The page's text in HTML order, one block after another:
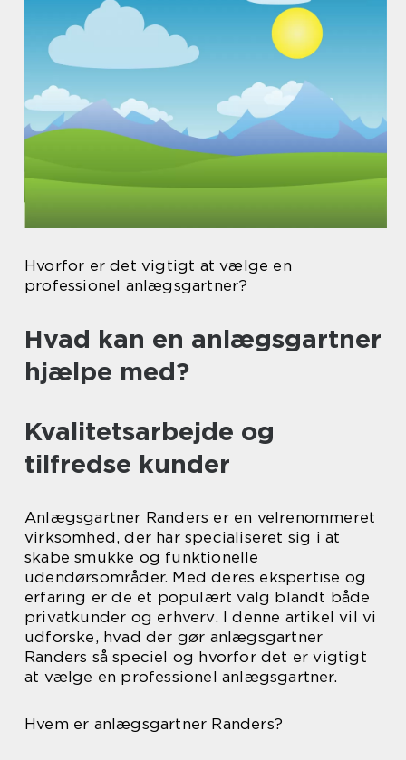
Hvorfor er det vigtigt at vælge en
professionel anlægsgartner?
Hvad kan en anlægsgartner
hjælpe med?
Kvalitetsarbejde og
tilfredse kunder
Anlægsgartner Randers er en velrenommeret
virksomhed, der har specialiseret sig i at
skabe smukke og funktionelle
udendørsområder. Med deres ekspertise og
erfaring er de et populært valg blandt både
privatkunder og erhverv. I denne artikel vil vi
udforske, hvad der gør anlægsgartner
Randers så speciel og hvorfor det er vigtigt
at vælge en professionel anlægsgartner.
Hvem er anlægsgartner Randers?